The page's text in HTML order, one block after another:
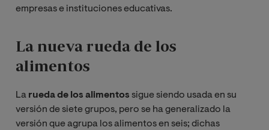
empresas e instituciones educativas.
La nueva rueda de los
alimentos
La rueda de los alimentos sigue siendo usada en su
versión de siete grupos, pero se ha generalizado la
versión que agrupa los alimentos en seis; dichas